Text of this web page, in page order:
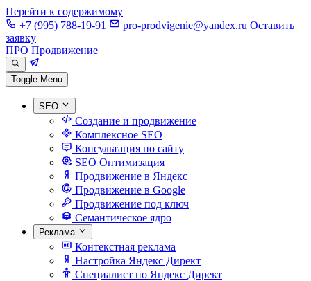
Перейти к содержимому
+7 (995) 788-19-91
pro-prodvigenie@yandex.ru Оставить
заявку
ПРО Продвижение
Toggle Menu
SEO
Создание и продвижение
Комплексное SEO
Консультация по сайту
SEO Оптимизация
Продвижение в Яндекс
Продвижение в Google
Продвижение под ключ
Семантическое ядро
Реклама
Контекстная реклама
Настройка Яндекс Директ
Специалист по Яндекс Директ